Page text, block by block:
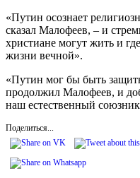
«Путин осознает
сказал Малофеев, – и
христиане могут жить и
жизни вечной».
«Путин мог бы быть
продолжил Малофеев, и
наш естественный
Поделиться...